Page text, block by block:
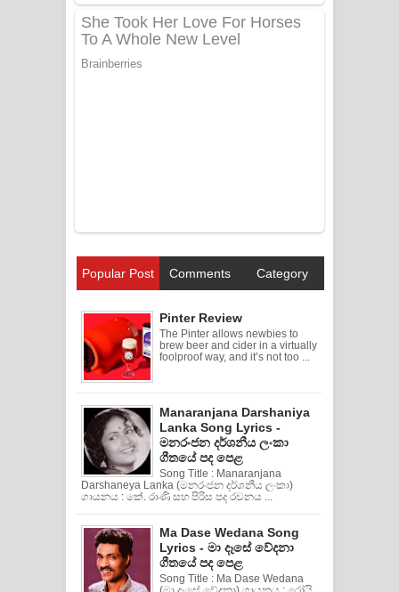
Popular Post Comments Category
Pinter Review
The Pinter allows newbies to
brew beer and cider in a virtually
foolproof way, and it’s not too ...
Manaranjana Darshaniya
Lanka Song Lyrics -
මනරංජන දර්ශනීය ලංකා
ගීතයේ පද පෙළ
Song Title : Manaranjana
Darshaneya Lanka (මනරංජන දර්ශනීය ලංකා)
ගායනය : කේ. රාණි සහ පිරිස පද රචනය ...
Ma Dase Wedana Song
Lyrics - මා දෑසේ වේදනා
ගීතයේ පද පෙළ
Song Title : Ma Dase Wedana